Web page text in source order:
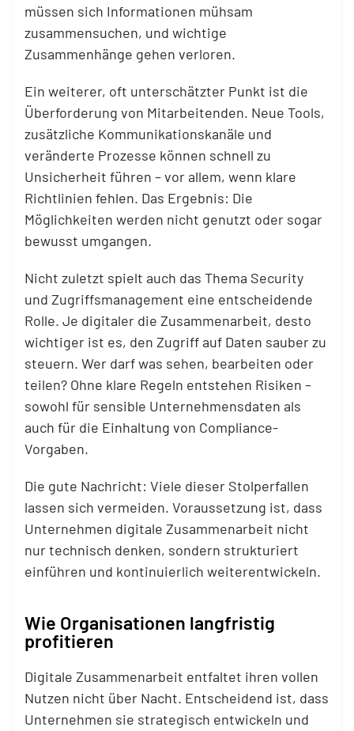
müssen sich Informationen mühsam
zusammensuchen, und wichtige
Zusammenhänge gehen verloren.
Ein weiterer, oft unterschätzter Punkt ist die
Überforderung von Mitarbeitenden. Neue Tools,
zusätzliche Kommunikationskanäle und
veränderte Prozesse können schnell zu
Unsicherheit führen – vor allem, wenn klare
Richtlinien fehlen. Das Ergebnis: Die
Möglichkeiten werden nicht genutzt oder sogar
bewusst umgangen.
Nicht zuletzt spielt auch das Thema Security
und Zugriffsmanagement eine entscheidende
Rolle. Je digitaler die Zusammenarbeit, desto
wichtiger ist es, den Zugriff auf Daten sauber zu
steuern. Wer darf was sehen, bearbeiten oder
teilen? Ohne klare Regeln entstehen Risiken –
sowohl für sensible Unternehmensdaten als
auch für die Einhaltung von Compliance-
Vorgaben.
Die gute Nachricht: Viele dieser Stolperfallen
lassen sich vermeiden. Voraussetzung ist, dass
Unternehmen digitale Zusammenarbeit nicht
nur technisch denken, sondern strukturiert
einführen und kontinuierlich weiterentwickeln.
Wie Organisationen langfristig
profitieren
Digitale Zusammenarbeit entfaltet ihren vollen
Nutzen nicht über Nacht. Entscheidend ist, dass
Unternehmen sie strategisch entwickeln und